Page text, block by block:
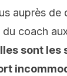
auprès de
coach
sont les